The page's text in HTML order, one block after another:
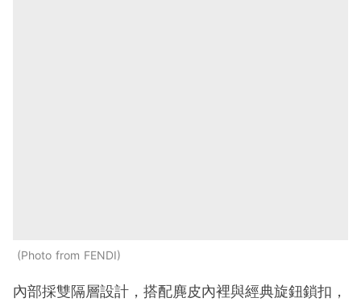
Photo from FENDI
內部採雙隔層設計，搭配麂皮內裡與經典旋鈕鎖扣，